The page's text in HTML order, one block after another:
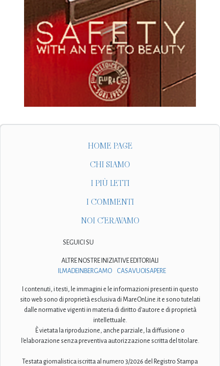
HOME PAGE
CHI SIAMO
I PIÙ LETTI
I COMMENTI
NOI C'ERAVAMO
SEGUICI SU
ALTRE NOSTRE INIZIATIVE EDITORIALI
ILMADEINBERGAMO
CASAVUOISAPERE
I contenuti, i testi, le immagini e le informazioni presenti in questo
sito web sono di proprietà esclusiva di MareOnLine.it e sono tutelati
dalle normative vigenti in materia di diritto d'autore e di proprietà
intellettuale.
È vietata la riproduzione, anche parziale, la diffusione o
l'elaborazione senza preventiva autorizzazione scritta del titolare.
Testata giornalistica iscritta al numero 3/2026 del Registro Stampa